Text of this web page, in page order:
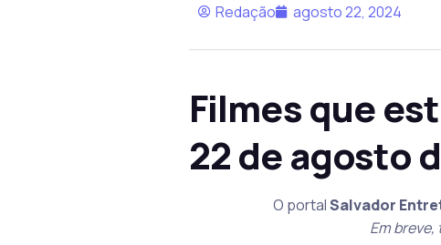
Redação agosto 22, 2024
Filmes que
22 de agosto
O portalSalvador
Em